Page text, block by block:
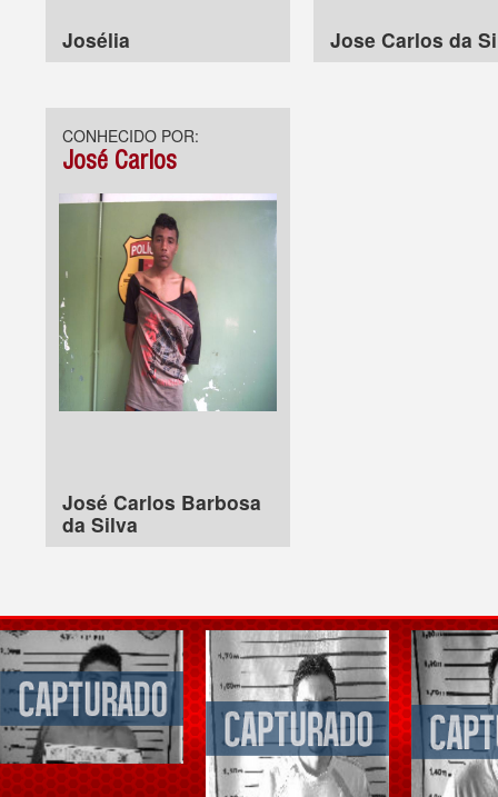
Josélia Jose Carlos da
CONHECIDO POR:
José Carlos
José Carlos Barbosa
da Silva